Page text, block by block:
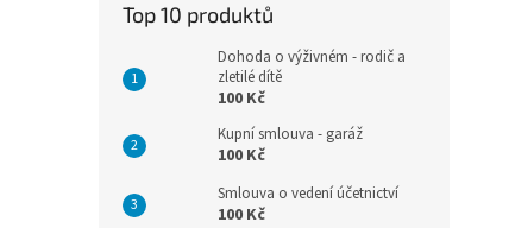
Top 10 produktů
Dohoda o výživném - rodič a
zletilé dítě
100 Kč
Kupní smlouva - garáž
100 Kč
Smlouva o vedení účetnictví
100 Kč